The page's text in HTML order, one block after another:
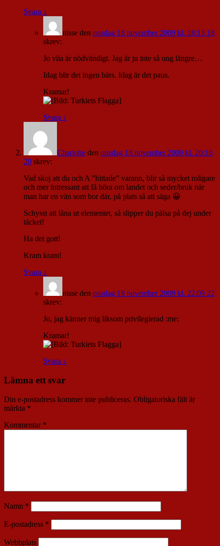
Svara ↓
nisse den onsdag 18 november 2009 kl. 18:13 18
skrev:
Jo vila är nödvändigt. Jag är ju inte så ung längre…
Idag blir det ingen bärs. Idag är det paus.
Kramar!
Svara ↓
Charlotte den onsdag 18 november 2009 kl. 20:18
20 skrev:
Vad skoj att du och A ”hittade” varann, blir så mycket roligare
och mer intressant att få höra om landet och seder/bruk när
man har en vän som bor där, på plats så att säga 😀
Schysst att låna ut elementet, så slipper du pälsa på dej under
täcket!
Ha det gott!
Kram kram!
Svara ↓
nisse den onsdag 18 november 2009 kl. 22:09 22
skrev:
Jo, jag känner mig liksom privilegierad :me:
Kramar!
Svara ↓
Lämna ett svar
Din e-postadress kommer inte publiceras. Obligatoriska fält är
märkta *
Kommentar *
Namn *
E-postadress *
Webbplats